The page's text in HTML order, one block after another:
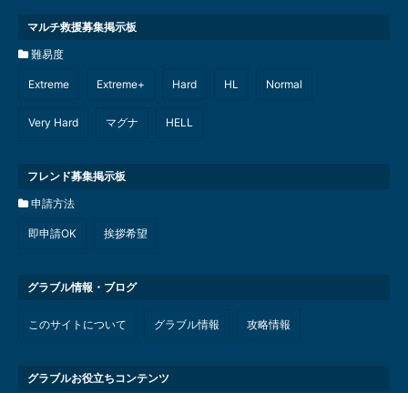
マルチ救援募集掲示板
難易度
Extreme Extreme+ Hard HL Normal
Very Hard マグナ HELL
フレンド募集掲示板
申請方法
即申請OK 挨拶希望
グラブル情報・ブログ
このサイトについて グラブル情報 攻略情報
グラブルお役立ちコンテンツ